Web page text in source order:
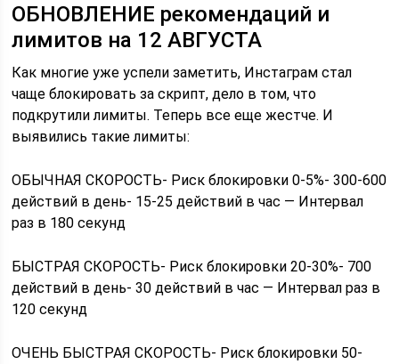
ОБНОВЛЕНИЕ рекомендаций и
лимитов на 12 АВГУСТА
Как многие уже успели заметить, Инстаграм стал
чаще блокировать за скрипт, дело в том, что
подкрутили лимиты. Теперь все еще жестче. И
выявились такие лимиты:
ОБЫЧНАЯ СКОРОСТЬ- Риск блокировки 0-5%- 300-600
действий в день- 15-25 действий в час — Интервал
раз в 180 секунд
БЫСТРАЯ СКОРОСТЬ- Риск блокировки 20-30%- 700
действий в день- 30 действий в час — Интервал раз в
120 секунд
ОЧЕНЬ БЫСТРАЯ СКОРОСТЬ- Риск блокировки 50-